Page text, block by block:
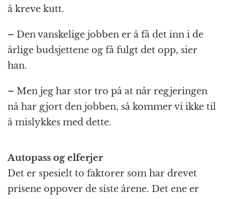
å kreve kutt.
– Den vanskelige jobben er å få det inn i de
årlige budsjettene og få fulgt det opp, sier
han.
– Men jeg har stor tro på at når regjeringen
nå har gjort den jobben, så kommer vi ikke til
å mislykkes med dette.
Autopass og elferjer
Det er spesielt to faktorer som har drevet
prisene oppover de siste årene. Det ene er